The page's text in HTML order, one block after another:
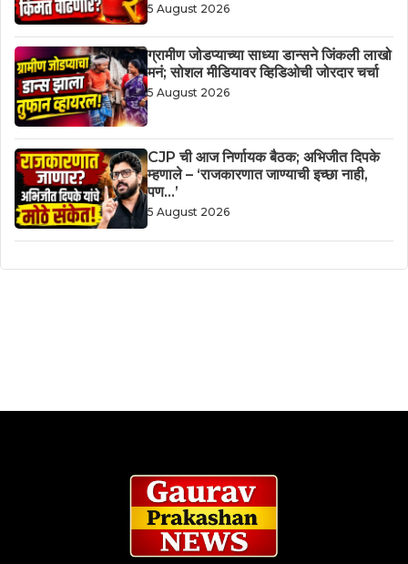
5 August 2026
ग्रामीण जोडप्याच्या साध्या डान्सने जिंकली लाखो
मनं; सोशल मीडियावर व्हिडिओची जोरदार चर्चा
5 August 2026
CJP ची आज निर्णायक बैठक; अभिजीत दिपके
म्हणाले – ‘राजकारणात जाण्याची इच्छा नाही,
पण…’
5 August 2026